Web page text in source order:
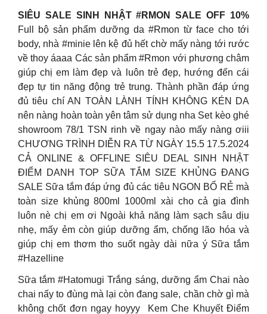
SIÊU SALE SINH NHẬT #RMON SALE OFF 10%
Full bộ sản phẩm dưỡng da #Rmon từ face cho tới
body, nhà #minie lên kệ đủ hết chờ mấy nàng tới rước
về thoy áaaa Các sản phẩm #Rmon với phương châm
giúp chị em làm đẹp và luôn trẻ đẹp, hướng đến cái
đẹp tự tin năng động trẻ trung. Thành phần đáp ứng
đủ tiêu chí AN TOÀN LÀNH TÍNH KHÔNG KÉN DA
nên nàng hoàn toàn yên tâm sử dụng nha Set kèo ghé
showroom 78/1 TSN rinh về ngay nào mấy nàng ơiii
CHƯƠNG TRÌNH DIỄN RA TỪ NGÀY 15.5 17.5.2024
CẢ ONLINE & OFFLINE SIÊU DEAL SINH NHẬT
ĐIỂM DANH TOP SỮA TẮM SIZE KHỦNG ĐANG
SALE Sữa tắm đáp ứng đủ các tiêu NGON BỔ RẺ mà
toàn size khủng 800ml 1000ml xài cho cả gia đình
luôn nè chị em ơi Ngoài khả năng làm sạch sâu dịu
nhẹ, mấy ẻm còn giúp dưỡng ẩm, chống lão hóa và
giúp chị em thơm tho suốt ngày dài nữa ý Sữa tắm
#Hazelline
Sữa tắm #Hatomugi Trắng sáng, dưỡng ẩm Chai nào
chai nấy to đùng mà lại còn đang sale, chần chờ gì mà
không chốt đơn ngay hoyyy ️ Kem Che Khuyết Điểm